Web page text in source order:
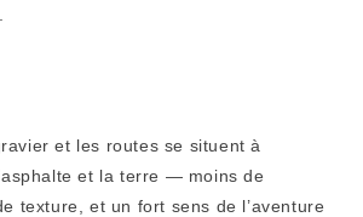
et les routes se situent à
et la terre — moins de
texture, et un fort sens de l’aventure